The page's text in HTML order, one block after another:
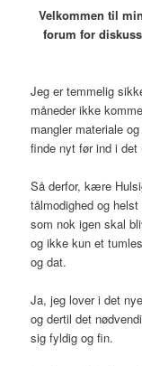
Velkommen til
forum for
Jeg er temmelig
måneder ikke
mangler materiale
finde nyt før ind i det
Så derfor, kære
tålmodighed og
som nok igen skal
og ikke kun et
og dat.
Ja, jeg lover i det
og dertil det
sig fyldig og fin.